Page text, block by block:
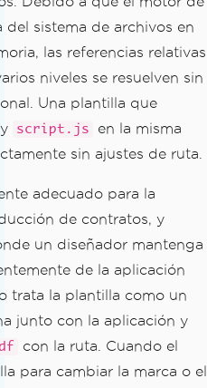
sistema de archivos en
las referencias relativas
niveles se resuelven sin
Una plantilla que
y script.js
en la misma
sin ajustes de ruta.
adecuado para la
de contratos, y
un diseñador mantenga
de la aplicación
trata la plantilla como un
junto con la aplicación y
con la ruta. Cuando el
para cambiar la marca o el